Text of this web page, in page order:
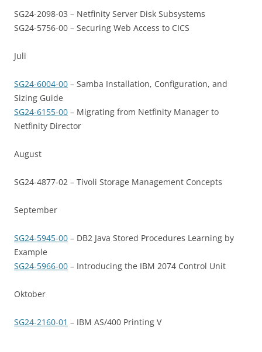
SG24-2098-03 – Netfinity Server Disk Subsystems
SG24-5756-00 – Securing Web Access to CICS
Juli
SG24-6004-00 – Samba Installation, Configuration, and
Sizing Guide
SG24-6155-00 – Migrating from Netfinity Manager to
Netfinity Director
August
SG24-4877-02 – Tivoli Storage Management Concepts
September
SG24-5945-00 – DB2 Java Stored Procedures Learning by
Example
SG24-5966-00 – Introducing the IBM 2074 Control Unit
Oktober
SG24-2160-01 – IBM AS/400 Printing V